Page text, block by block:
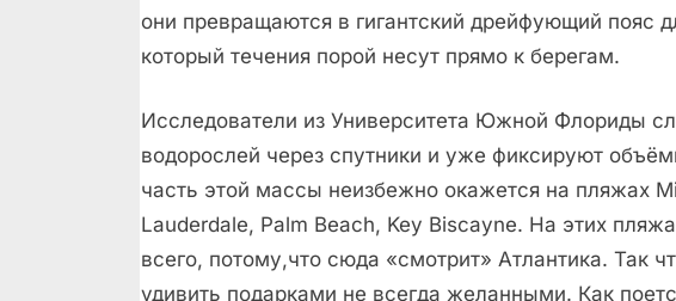
они превращаются в гигантский дрейфующий пояс
который течения порой несут прямо к берегам.
Исследователи из Университета Южной Флориды
водорослей через спутники и уже фиксируют
часть этой массы неизбежно окажется на пляжах
Lauderdale, Palm Beach, Key Biscayne. На этих
всего, потому,что сюда «смотрит» Атлантика. Так
удивить подарками не всегда желанными. Как